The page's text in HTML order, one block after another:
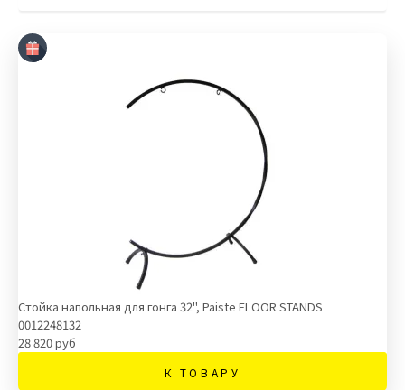
Стойка напольная для гонга 32", Paiste FLOOR STANDS
0012248132
28 820 руб
К ТОВАРУ